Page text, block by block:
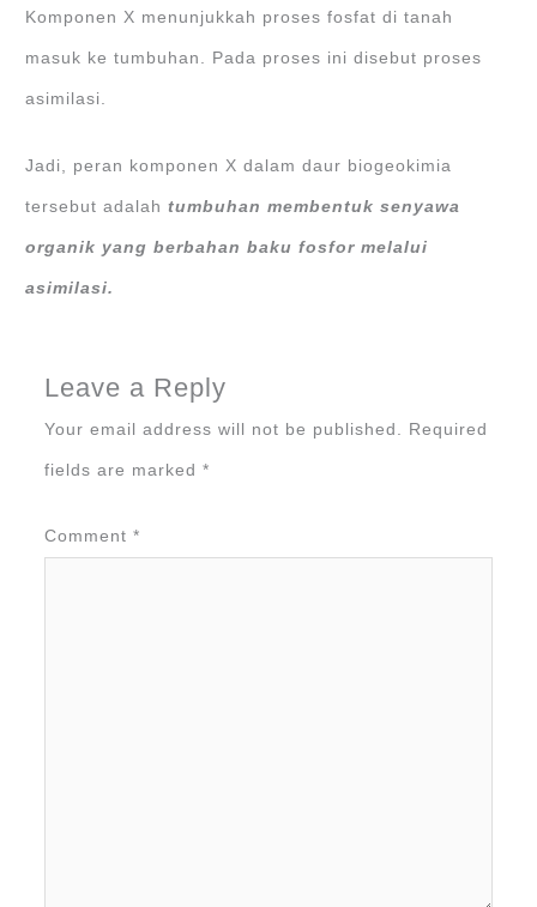
Komponen X menunjukkah proses fosfat di tanah
masuk ke tumbuhan. Pada proses ini disebut proses
asimilasi.
Jadi, peran komponen X dalam daur biogeokimia
tersebut adalahtumbuhan membentuk senyawa
organik yang berbahan baku fosfor melalui
asimilasi.
Leave a Reply
Your email address will not be published. Required
fields are marked *
Comment *